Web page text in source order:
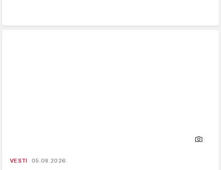
VESTI 05.08.2026.